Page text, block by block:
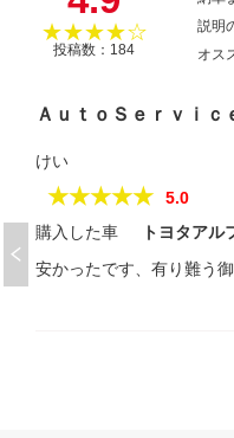
★★★★☆
投稿数：184
説明
オス
ＡｕｔｏＳｅｒｖｉｃ
けい
★★★★★
5.0
購入した車
トヨタアル
安かったです、有り難う御